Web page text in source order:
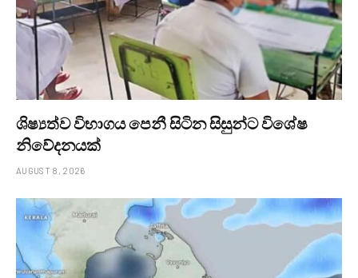
ශිෂ්‍යත්ව විභාගය පෙනී සිටින සිසුන්ට විශේෂ
නිවේදනයක්
AUGUST 8, 2026